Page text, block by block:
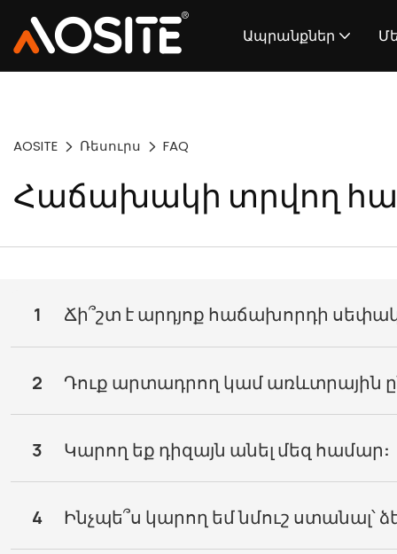
Ապրանքներ
AOSITE Ռեսուրս FAQ
Հաճախակի տրվող
1 Ճի՞շտ է արդյոք հաճախորդի
2 Դուք արտադրող կամ առևտրային
3 Կարող եք դիզայն անել մեզ համար:
4 Ինչպե՞ս կարող եմ նմուշ ստանալ՝